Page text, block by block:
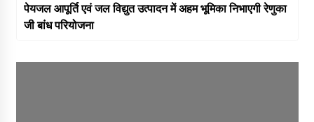
पेयजल आपूर्ति एवं जल विद्युत उत्पादन में अहम भूमिका निभाएगी रेणुका
जी बांध परियोजना